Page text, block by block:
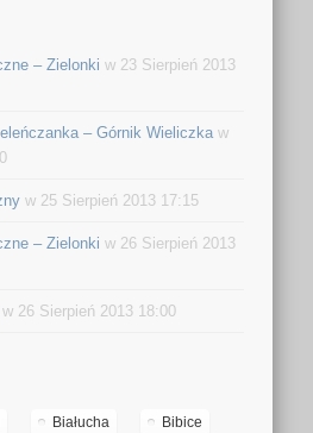
– Zielonki w 23 Sierpień 2013
– Górnik Wieliczka w
w 25 Sierpień 2013 17:15
– Zielonki w 26 Sierpień 2013
w 26 Sierpień 2013 18:00
Białucha Bibice